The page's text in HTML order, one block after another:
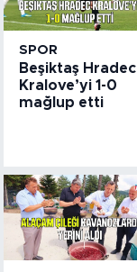
SPOR
Beşiktaş Hradec
Kralove’yi 1-0
mağlup etti